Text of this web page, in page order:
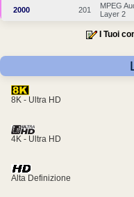
2000 201
MPEG
Layer 2
I Tuoi
8K - Ultra HD
4K - Ultra HD
Alta Definizione